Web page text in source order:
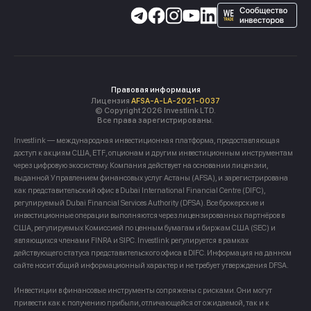
Правовая информация
Лицензия AFSA-A-LA-2021-0037
© Copyright 2026 Investlink LTD.
Все права зарегистрированы.
Investlink — международная инвестиционная платформа, предоставляющая
доступ к акциям США, ETF, опционам и другим инвестиционным инструментам
через цифровую экосистему. Компания действует на основании лицензии,
выданной Управлением финансовых услуг Астаны (AFSA), и зарегистрирована
как представительский офис в Dubai International Financial Centre (DIFC),
регулируемый Dubai Financial Services Authority (DFSA). Все брокерские и
инвестиционные операции выполняются через лицензированных партнёров в
США, регулируемых Комиссией по ценным бумагам и биржам США (SEC) и
являющихся членами FINRA и SIPC. Investlink регулируется в рамках
действующего статуса представительского офиса в DIFC. Информация на данном
сайте носит общий информационный характер и не требует утверждения DFSA.
Инвестиции в финансовые инструменты сопряжены с рисками. Они могут
привести как к получению прибыли, отличающейся от ожидаемой, так и к